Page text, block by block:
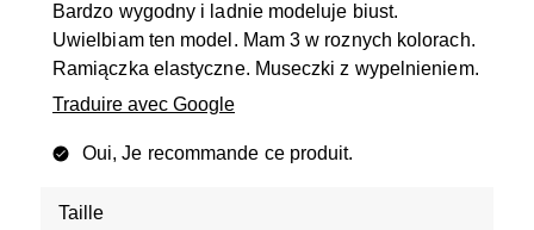
Bardzo wygodny i ladnie modeluje biust.
Uwielbiam ten model. Mam 3 w roznych kolorach.
Ramiączka elastyczne. Museczki z wypelnieniem.
Traduire avec Google
Oui, Je recommande ce produit.
Taille